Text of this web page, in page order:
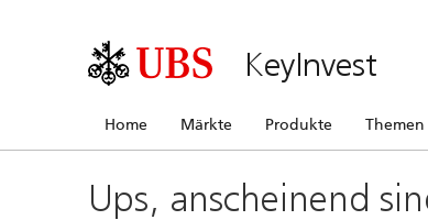
KeyInvest
Home Märkte Produkte Themen
Ups, anscheinend